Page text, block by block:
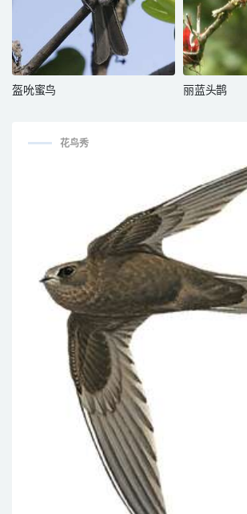
盔吮蜜鸟 丽蓝头鹊
花鸟秀